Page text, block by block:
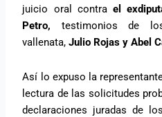
juicio oral contra el
Petro, testimonios de
vallenata,Julio Rojas y Abel
Así lo expuso la
lectura de las solicitudes
declaraciones juradas de